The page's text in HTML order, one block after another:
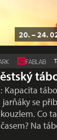
20. – 24.
FABLAB
Kapacita
se
Co
Na